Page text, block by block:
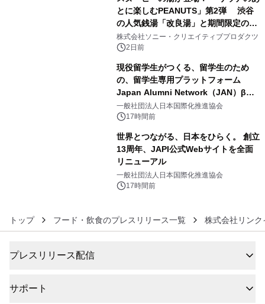
とに楽しむPEANUTS」第2弾 渋谷
の人気銭湯「改良湯」と期間限定のコ
ラボレーション サウナイキタイコラ
ボグッズも発売決定！
株式会社ソニー・クリエイティブプロダクツ
2日前
現役留学生がつくる、留学生のため
の、留学生専用プラットフォーム
Japan Alumni Network（JAN）β版
をリリース
一般社団法人日本国際化推進協会
17時間前
世界とつながる、日本をひらく。 創立
13周年、JAPI公式Webサイトを全面
リニューアル
一般社団法人日本国際化推進協会
17時間前
トップ フード・飲食のプレスリリース一覧 株式会社リンク
プレスリリース配信
サポート